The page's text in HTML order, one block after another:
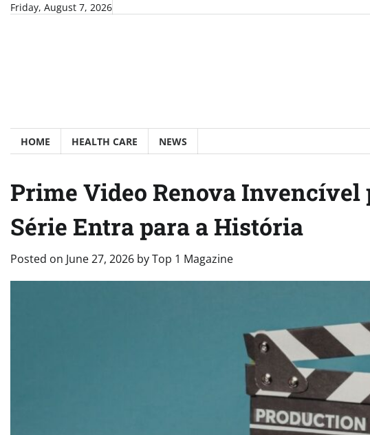
SkipFriday, August 7, 2026
HOME HEALTH CARE NEWS
Prime Video Renova Invencível
Série Entra para a História
Posted on June 27, 2026 byTop 1 Magazine